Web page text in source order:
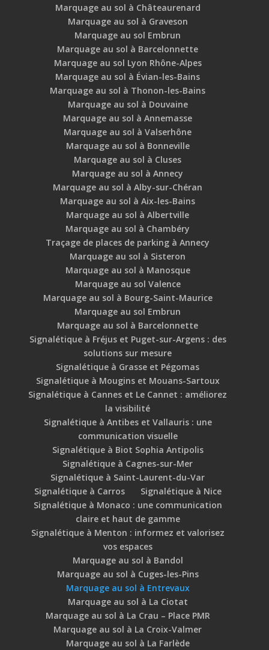
Marquage au sol à Châteaurenard
Marquage au sol à Graveson
Marquage au sol Embrun
Marquage au sol à Barcelonnette
Marquage au sol Lyon Rhône-Alpes
Marquage au sol à Évian-les-Bains
Marquage au sol à Thonon-les-Bains
Marquage au sol à Douvaine
Marquage au sol à Annemasse
Marquage au sol à Valserhône
Marquage au sol à Bonneville
Marquage au sol à Cluses
Marquage au sol à Annecy
Marquage au sol à Alby-sur-Chéran
Marquage au sol à Aix-les-Bains
Marquage au sol à Albertville
Marquage au sol à Chambéry
Traçage de places de parking à Annecy
Marquage au sol à Sisteron
Marquage au sol à Manosque
Marquage au sol Valence
Marquage au sol à Bourg-Saint-Maurice
Marquage au sol Embrun
Marquage au sol à Barcelonnette
Signalétique à Fréjus et Puget-sur-Argens : des
solutions sur mesure
Signalétique à Grasse et Pégomas
Signalétique à Mougins et Mouans-Sartoux
Signalétique à Cannes et Le Cannet : améliorez
la visibilité
Signalétique à Antibes et Vallauris : une
communication visuelle
Signalétique à Biot Sophia Antipolis
Signalétique à Cagnes-sur-Mer
Signalétique à Saint-Laurent-du-Var
Signalétique à Carros
Signalétique à Nice
Signalétique à Monaco : une communication
claire et haut de gamme
Signalétique à Menton : informez et valorisez
vos espaces
Marquage au sol à Bandol
Marquage au sol à Cuges-les-Pins
Marquage au sol à Entrevaux
Marquage au sol à La Ciotat
Marquage au sol à La Crau – Place PMR
Marquage au sol à La Croix-Valmer
Marquage au sol à La Farlède